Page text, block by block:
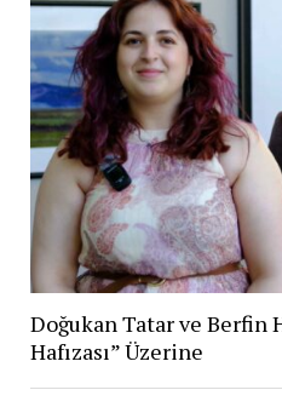
Doğukan Tatar ve Berfin
Hafızası” Üzerine